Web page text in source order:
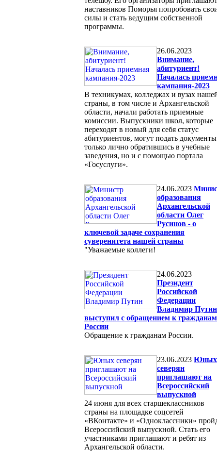
наставников Поморья попробовать
силы и стать ведущим собственной
программы.
26.06.2023
Внимание,
абитуриент!
Началась
кампания-2023
В техникумах, колледжах и вузах
страны, в том числе и Архангельской
области, начали работать приемные
комиссии. Выпускники школ, которые
переходят в новый для себя статус
абитуриентов, могут подать
только лично обратившись в учебные
заведения, но и с помощью портала
«Госуслуги».
24.06.2023
образования
Архангельской
области Олег
Русинов - о
ключевой задаче сохранения
суверенитета нашей страны
"Уважаемые коллеги!
24.06.2023
Президент
Российской
Федерации
Владимир Путин
выступил с обращением к гражданам
России
Обращение к гражданам России.
23.06.2023 Юных
северян
приглашают на
Всероссийский
выпускной
24 июня для всех старшеклассников
страны на площадке соцсетей
«ВКонтакте» и «Одноклассники»
Всероссийский выпускной. Стать его
участниками приглашают и ребят из
Архангельской области.